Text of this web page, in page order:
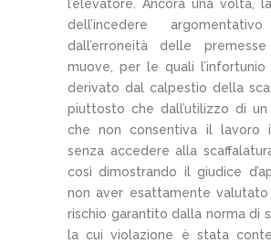
l’elevatore. Ancora una volta,
dell’incedere
dall’erroneità delle
muove, per le quali l’infortunio
derivato dal calpestio della
piuttosto che dall’utilizzo di un
che non consentiva il lavoro
senza accedere alla
così dimostrando il giudice
non aver esattamente valutato
rischio garantito dalla norma di
la cui violazione è stata